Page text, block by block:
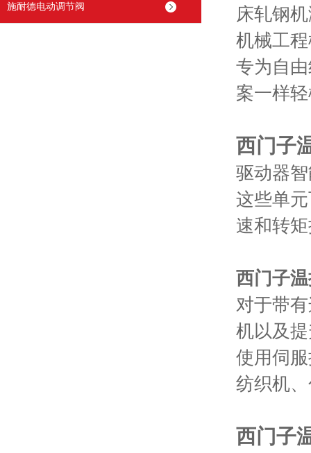
施耐德电动调节阀
床轧钢
机械工
专为自
案一样
西门子
驱动器
这些单
速和转
西门子
对于带
机以及
使用伺
纺织机
西门子